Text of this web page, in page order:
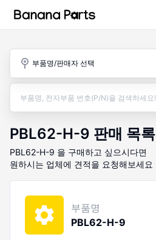
부품명/판매자 선택
PBL62-H-9 판매 목록
PBL62-H-9 을 구매하고 싶으시다면
원하시는 업체에 견적을 요청해보세요
부품명
PBL62-H-9